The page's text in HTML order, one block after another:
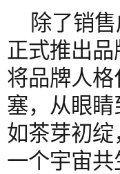
除了销
正式推出
将品牌人
塞，从眼
如茶芽初
一个宇宙